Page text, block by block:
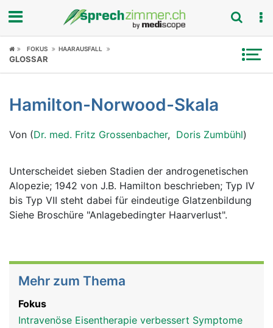
Fokus
Symptome
Untersuchungen
News
Ratgeber
FOKUS HAARAUSFALL
GLOSSAR
Hamilton-Norwood-Skala
Von (Dr. med. Fritz Grossenbacher, Doris Zumbühl)
Unterscheidet sieben Stadien der androgenetischen
Alopezie; 1942 von J.B. Hamilton beschrieben; Typ IV
bis Typ VII steht dabei für eindeutige Glatzenbildung
Siehe Broschüre "Anlagebedingter Haarverlust".
Mehr zum Thema
Fokus
Intravenöse Eisentherapie verbessert Symptome